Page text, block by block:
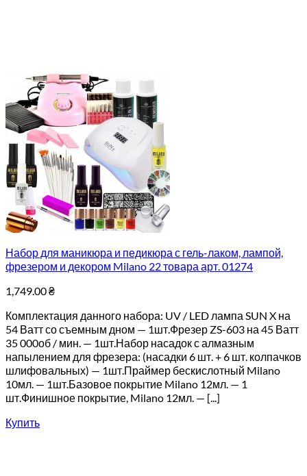
Набор для маникюра и педикюра с гель-лаком, лампой,
фрезером и декором Milano 22 товара арт. 01274
1,749.00₴
Комплектация данного набора: UV / LED лампа SUN X на
54 Ватт со съемным дном — 1шт.Фрезер ZS-603 на 45 Ватт
35 000об / мин. — 1шт.Набор насадок с алмазным
напылением для фрезера: (насадки 6 шт. + 6 шт. колпачков
шлифовальных) — 1шт.Праймер бескислотный Milano
10мл. — 1шт.Базовое покрытие Milano 12мл. — 1
шт.Финишное покрытие, Milano 12мл. — [...]
Купить